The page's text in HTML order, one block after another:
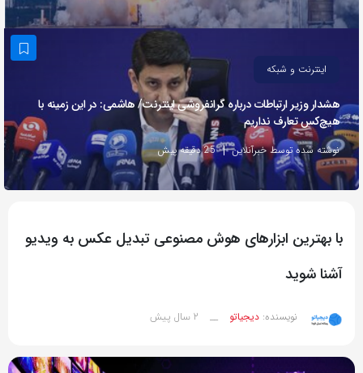
به
اشتراک
کپی
لینک
اینترنت و شبکه
هشدار وزیر ارتباطات درباره گرانفروشی اینترنت/ هاشمی: در این زمینه با
هیچ‌کس تعارف نداریم
نوشته شده توسط خبرآنلاین 25 دقیقه پیش
با بهترین ابزارهای هوش مصنوعی تبدیل عکس به ویدیو
آشنا شوید
نویسنده: دیجیاتو __ 2 سال پیش